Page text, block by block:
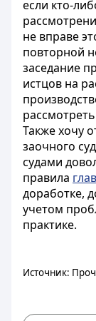
если кто-
не вправе
повторной
заседание
истцов на
Также хочу
заочного
судами
правила
доработке,
учетом
практике.
Источник: